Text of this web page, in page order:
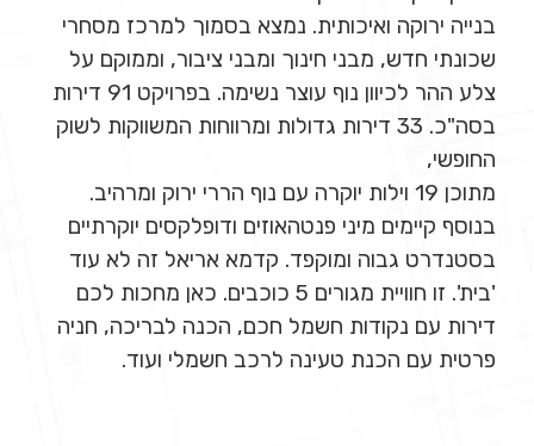
בנייה ירוקה ואיכותית. נמצא בסמוך למרכז מסחרי
שכונתי חדש, מבני חינוך ומבני ציבור, וממוקם על
צלע ההר לכיוון נוף עוצר נשימה. בפרויקט 91 דירות
בסה"כ. 33 דירות גדולות ומרווחות המשווקות לשוק
החופשי,
מתוכן 19 וילות יוקרה עם נוף הררי ירוק ומרהיב.
בנוסף קיימים מיני פנטהאוזים ודופלקסים יוקרתיים
בסטנדרט גבוה ומוקפד. קדמא אריאל זה לא עוד
'בית'. זו חוויית מגורים 5 כוכבים. כאן מחכות לכם
דירות עם נקודות חשמל חכם, הכנה לבריכה, חניה
פרטית עם הכנת טעינה לרכב חשמלי ועוד.